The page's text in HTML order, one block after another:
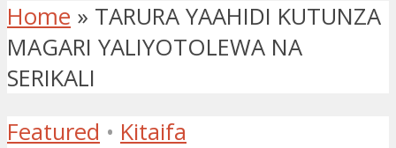
Home » TARURA YAAHIDI KUTUNZA
MAGARI YALIYOTOLEWA NA
SERIKALI
Featured • Kitaifa